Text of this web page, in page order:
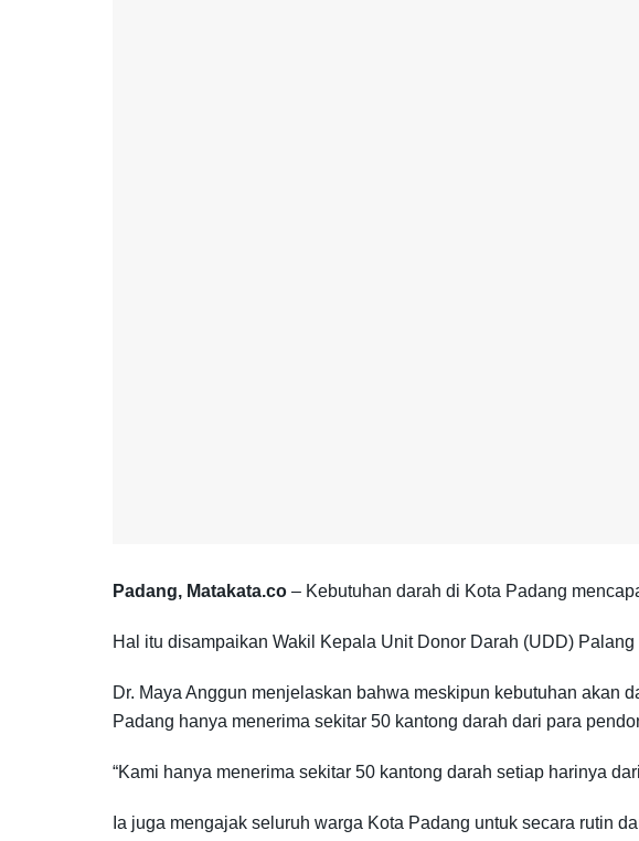
Padang, Matakata.co – Kebutuhan darah di Kota Padang
Hal itu disampaikan Wakil Kepala Unit Donor Darah (UDD)
Dr. Maya Anggun menjelaskan bahwa meskipun kebutuhan akan
Padang hanya menerima sekitar 50 kantong darah dari para
“Kami hanya menerima sekitar 50 kantong darah setiap harinya
Ia juga mengajak seluruh warga Kota Padang untuk secara rutin